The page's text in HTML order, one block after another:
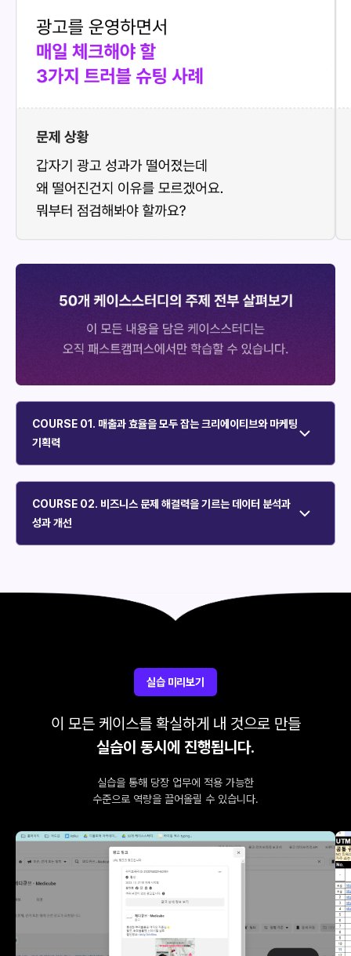
COURSE 01. 매출과 효율을 모두 잡는 크리에이티브와 마케팅
기획력
COURSE 02. 비즈니스 문제 해결력을 기르는 데이터 분석과
성과 개선
실습 미리보기
이 모든 케이스를 확실하게 내 것으로 만들
실습이 동시에 진행됩니다.
실습을 통해 당장 업무에 적용 가능한
수준으로 역량을 끌어올릴 수 있습니다.